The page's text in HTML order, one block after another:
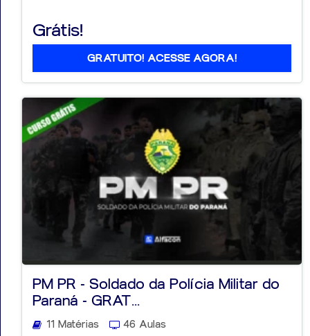
Grátis!
GRATUITO! ACESSE AGORA!
PM PR - Soldado da Polícia Militar do
Paraná - GRAT...
11 Matérias 46 Aulas